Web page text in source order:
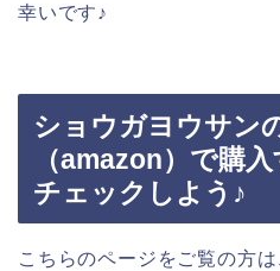
幸いです♪
ショウガヨウサン
（amazon）で購
チェックしよう♪
こちらのページをご覧の方